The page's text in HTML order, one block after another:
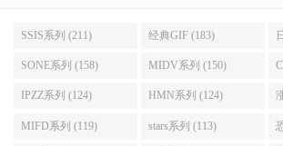
SSIS系列 (211) 经典GIF (183)
SONE系列 (158) MIDV系列 (150)
IPZZ系列 (124) HMN系列 (124)
MIFD系列 (119) stars系列 (113)